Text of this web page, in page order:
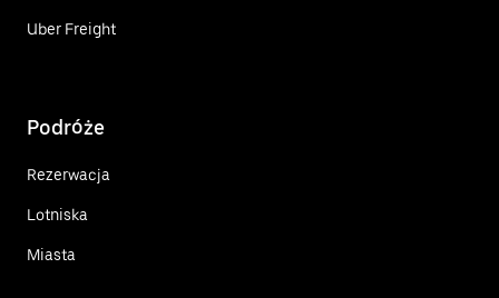
Uber Freight
Podróże
Rezerwacja
Lotniska
Miasta